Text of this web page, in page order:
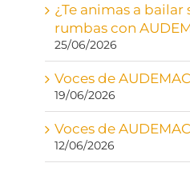
¿Te animas a bailar
rumbas con
25/06/2026
Voces de AUDEMAC
19/06/2026
Voces de AUDEMAC
12/06/2026